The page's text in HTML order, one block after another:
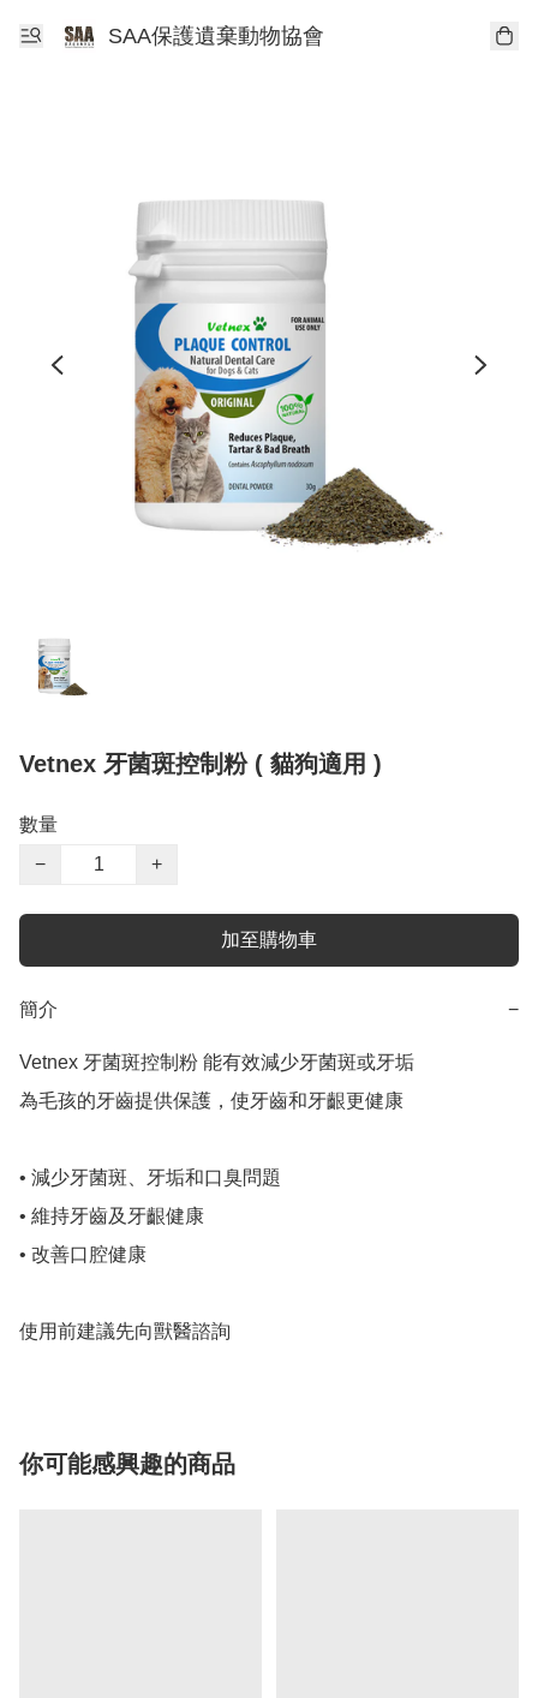
SAA保護遺棄動物協會
Vetnex 牙菌斑控制粉 ( 貓狗適用 )
數量
−
+
加至購物車
簡介 −
Vetnex 牙菌斑控制粉 能有效減少牙菌斑或牙垢
為毛孩的牙齒提供保護，使牙齒和牙齦更健康
• 減少牙菌斑、牙垢和口臭問題
• 維持牙齒及牙齦健康
• 改善口腔健康
使用前建議先向獸醫諮詢
你可能感興趣的商品